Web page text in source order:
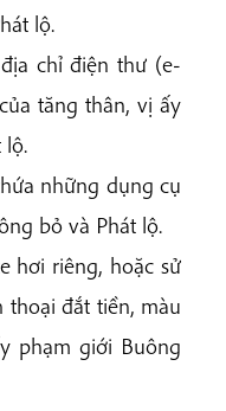
lộ.
chỉ điện thư (e-
tăng thân, vị ấy
lộ.
những dụng cụ
bỏ và Phát lộ.
riêng, hoặc sử
đắt tiền, màu
phạm giới Buông